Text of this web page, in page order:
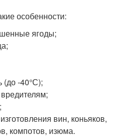
особенности:
ягоды;
(до -40°С);
вин, коньяков,
компотов, изюма.